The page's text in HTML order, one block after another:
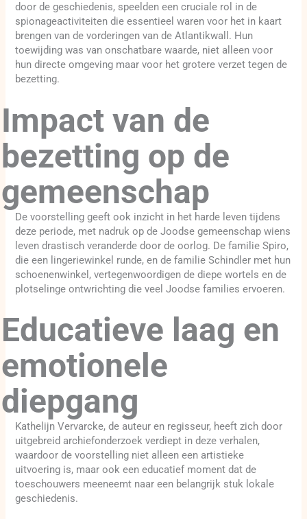
door de geschiedenis, speelden een cruciale rol in de
spionageactiviteiten die essentieel waren voor het in kaart
brengen van de vorderingen van de Atlantikwall. Hun
toewijding was van onschatbare waarde, niet alleen voor
hun directe omgeving maar voor het grotere verzet tegen de
bezetting.
Impact van de
bezetting op de
gemeenschap
De voorstelling geeft ook inzicht in het harde leven tijdens
deze periode, met nadruk op de Joodse gemeenschap wiens
leven drastisch veranderde door de oorlog. De familie Spiro,
die een lingeriewinkel runde, en de familie Schindler met hun
schoenenwinkel, vertegenwoordigen de diepe wortels en de
plotselinge ontwrichting die veel Joodse families ervoeren.
Educatieve laag en
emotionele
diepgang
Kathelijn Vervarcke, de auteur en regisseur, heeft zich door
uitgebreid archiefonderzoek verdiept in deze verhalen,
waardoor de voorstelling niet alleen een artistieke
uitvoering is, maar ook een educatief moment dat de
toeschouwers meeneemt naar een belangrijk stuk lokale
geschiedenis.